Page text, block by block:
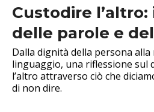
Custodire l’altro:
delle parole e
Dalla dignità della persona
linguaggio, una riflessione sul
l’altro attraverso ciò che
di non dire.